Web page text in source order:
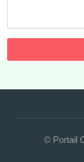
© Portail